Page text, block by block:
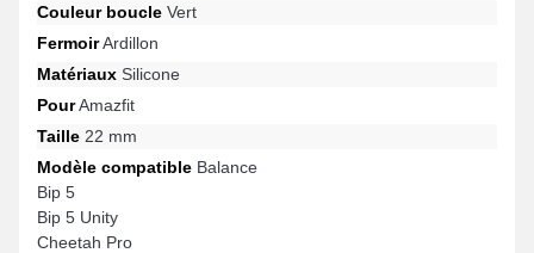
Couleur boucle Vert
FermoirArdillon
Matériaux Silicone
PourAmazfit
Taille 22 mm
Modèle compatible Balance
Bip 5
Bip 5 Unity
Cheetah Pro